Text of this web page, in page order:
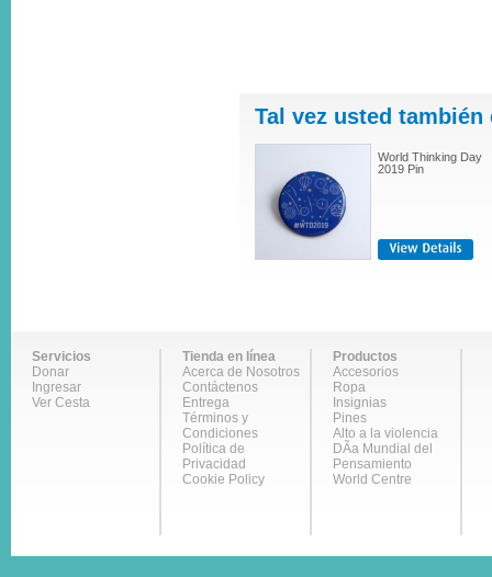
Tal vez usted
World Thinking Day
2019 Pin
Servicios
Donar
Ingresar
Ver Cesta
Tienda en línea
Acerca de Nosotros
Contáctenos
Entrega
Términos y
Condiciones
Política de
Privacidad
Cookie Policy
Productos
Accesorios
Ropa
Insignias
Pines
Alto a la violencia
DÃ­a Mundial del
Pensamiento
World Centre